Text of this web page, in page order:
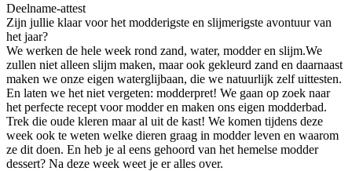
Deelname-attest
Zijn jullie klaar voor het modderigste en slijmerigste avontuur van
het jaar?
We werken de hele week rond zand, water, modder en slijm.We
zullen niet alleen slijm maken, maar ook gekleurd zand en daarnaast
maken we onze eigen waterglijbaan, die we natuurlijk zelf uittesten.
En laten we het niet vergeten: modderpret! We gaan op zoek naar
het perfecte recept voor modder en maken ons eigen modderbad.
Trek die oude kleren maar al uit de kast! We komen tijdens deze
week ook te weten welke dieren graag in modder leven en waarom
ze dit doen. En heb je al eens gehoord van het hemelse modder
dessert? Na deze week weet je er alles over.